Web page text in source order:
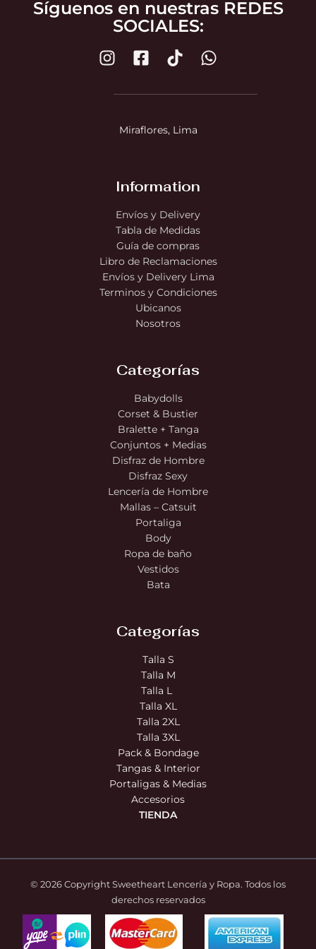
Síguenos en nuestras REDES
SOCIALES:
Miraflores, Lima
Information
Envíos y Delivery
Tabla de Medidas
Guía de compras
Libro de Reclamaciones
Envíos y Delivery Lima
Terminos y Condiciones
Ubicanos
Nosotros
Categorías
Babydolls
Corset & Bustier
Bralette + Tanga
Conjuntos + Medias
Disfraz de Hombre
Disfraz Sexy
Lencería de Hombre
Mallas – Catsuit
Portaliga
Body
Ropa de baño
Vestidos
Bata
Categorías
Talla S
Talla M
Talla L
Talla XL
Talla 2XL
Talla 3XL
Pack & Bondage
Tangas & Interior
Portaligas & Medias
Accesorios
TIENDA
© 2026 Copyright Sweetheart Lencería y Ropa. Todos los
derechos reservados